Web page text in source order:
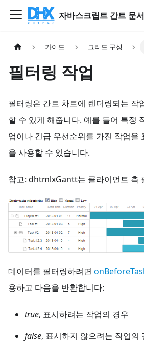
자바스크립트 간트 문서
가이드 그리드 구성
필터링 작업
필터링은 간트 차트에 렌더링되는 작
할 수 있게 해줍니다. 예를 들어 특정
업이나 긴급 우선순위를 가진 작업을
을 사용할 수 있습니다.
참고: dhtmlxGantt는 클라이언트 측
데이터를 필터링하려면
용하고 다음을 반환합니다:
true, 표시하려는 작업의 경우
false, 표시하지 않으려는 작업의